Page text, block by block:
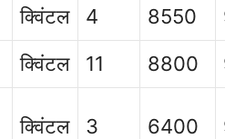
क्विंटल 4 8550
क्विंटल 11 8800
क्विंटल 3 6400